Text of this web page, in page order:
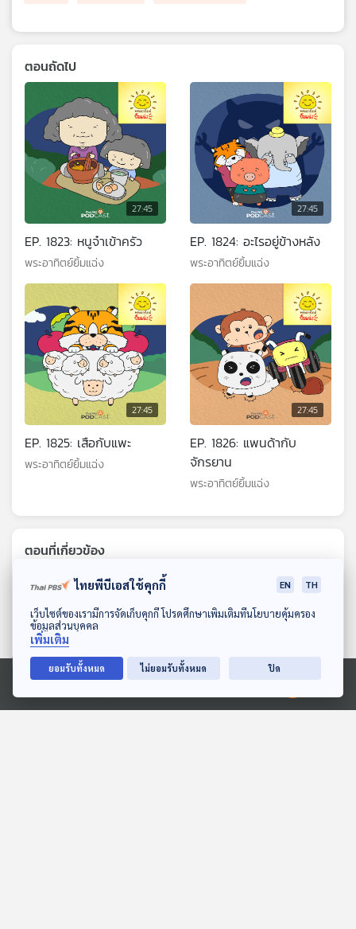
ดาวน์โหลด Thai PBS Podcast Application
Ⓒ 2020 องค์การกระจายเสียงและแพร่ภาพสาธารณะแห่งประเทศไทย
ตอนถัดไป
27:45
EP. 1823: หนูจ๋าเข้าครัว
พระอาทิตย์ยิ้มแฉ่ง
27:45
EP. 1824: อะไรอยู่ข้างหลัง
พระอาทิตย์ยิ้มแฉ่ง
27:45
EP. 1825: เสือกับแพะ
พระอาทิตย์ยิ้มแฉ่ง
27:45
EP. 1826: แพนด้ากับ
จักรยาน
พระอาทิตย์ยิ้มแฉ่ง
ตอนที่เกี่ยวข้อง
ไทยพีบีเอสใช้คุกกี้ EN TH
เว็บไซต์ของเรามีการจัดเก็บคุกกี้ โปรดศึกษาเพิ่มเติมที่นโยบายคุ้มครอง
ข้อมูลส่วนบุคคล
เพิ่มเติม
ยอมรับทั้งหมด ไม่ยอมรับทั้งหมด ปิด